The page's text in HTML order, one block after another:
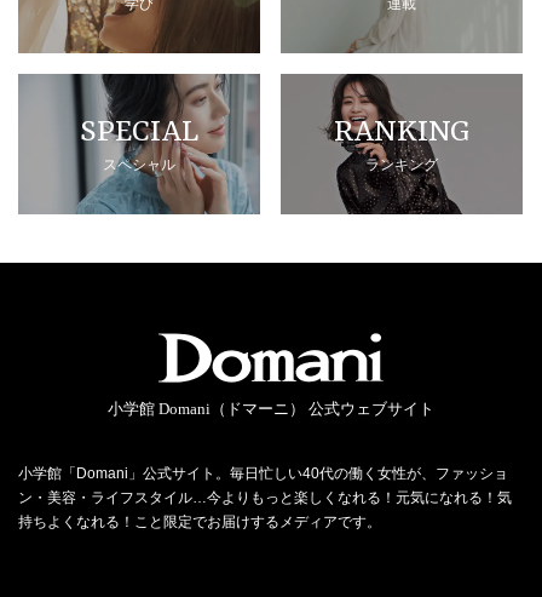
SPECIAL
スペシャル
RANKING
ランキング
小学館 Domani（ドマーニ） 公式ウェブサイト
小学館「Domani」公式サイト。毎日忙しい40代の働く女性が、ファッショ
ン・美容・ライフスタイル…今よりもっと楽しくなれる！元気になれる！気
持ちよくなれる！こと限定でお届けするメディアです。